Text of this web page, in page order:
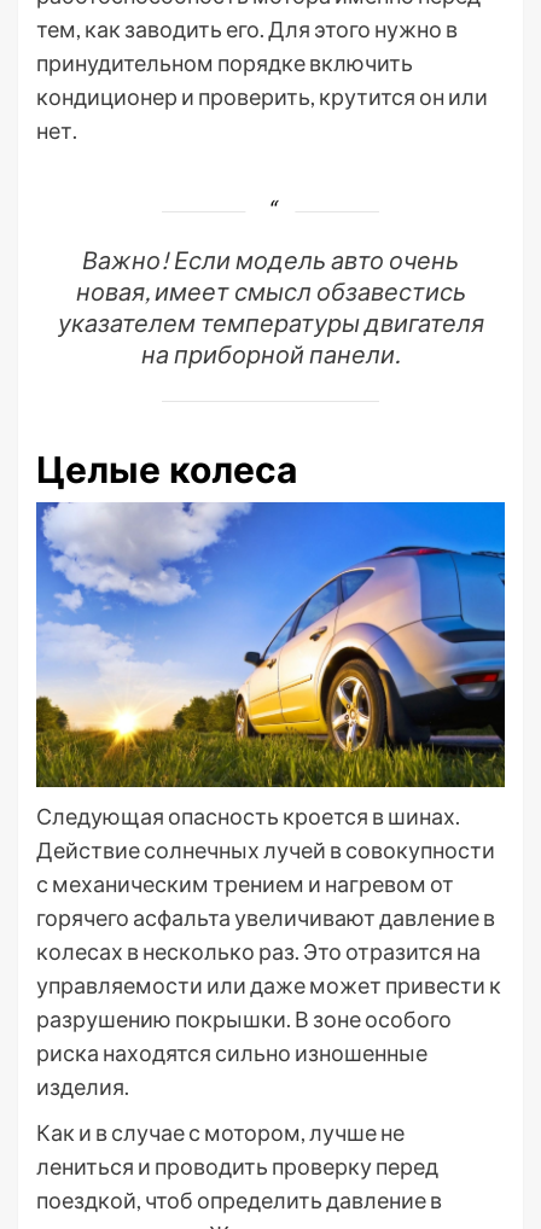
тем, как заводить его. Для этого нужно в
принудительном порядке включить
кондиционер и проверить, крутится он или
нет.
Важно! Если модель авто очень
новая, имеет смысл обзавестись
указателем температуры двигателя
на приборной панели.
Целые колеса
Следующая опасность кроется в шинах.
Действие солнечных лучей в совокупности
с механическим трением и нагревом от
горячего асфальта увеличивают давление в
колесах в несколько раз. Это отразится на
управляемости или даже может привести к
разрушению покрышки. В зоне особого
риска находятся сильно изношенные
изделия.
Как и в случае с мотором, лучше не
лениться и проводить проверку перед
поездкой, чтоб определить давление в